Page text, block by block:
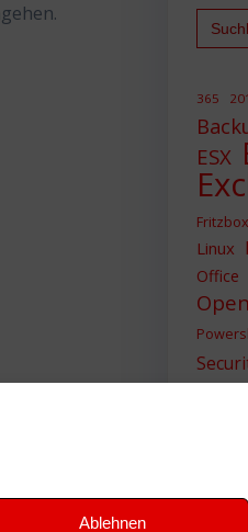
Ablehnen
Search
for:
365
ESX
Fritzbox
Linux
Office